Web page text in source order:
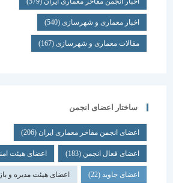
اخبار معماری و شهرسازی(540)
مقالات معماری و شهرسازی(167)
ساختار اعضای انجمن
اعضای انجمن مفاخر معماری ایران (206)
اعضای فعال انجمن(183) اعضای هیئت امنا(42)
اعضای جاوید(22) اعضای هیئت مدیره و بازرسان(7)